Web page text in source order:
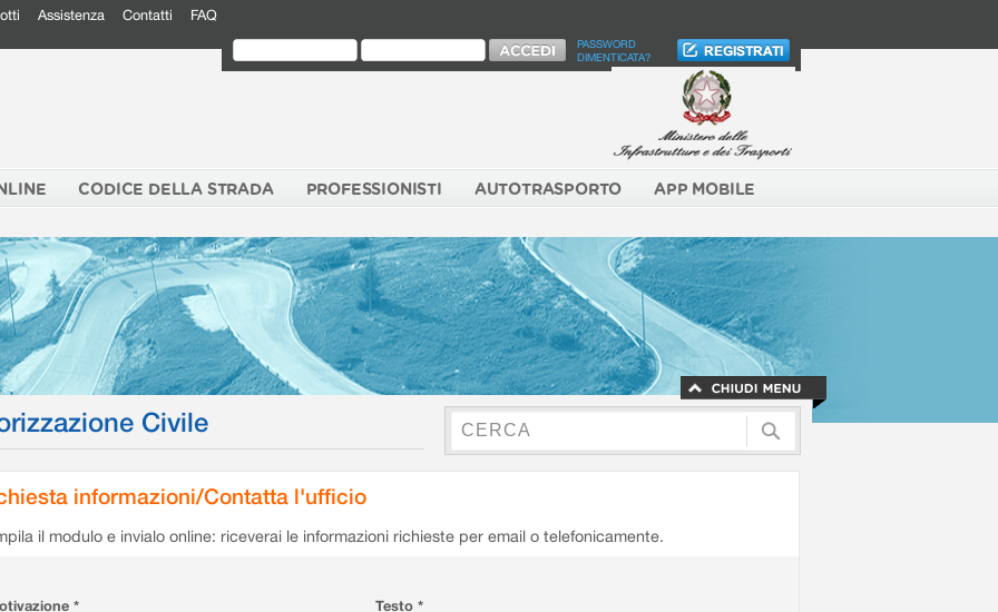
Assistenza Contatti FAQ
PASSWORD
DIMENTICATA?
CODICE DELLA STRADA PROFESSIONISTI AUTOTRASPORTO APP MOBILE
Civile
informazioni/Contatta l'ufficio
il modulo e invialo online: riceverai le informazioni richieste per email o telefonicamente.
* Testo *